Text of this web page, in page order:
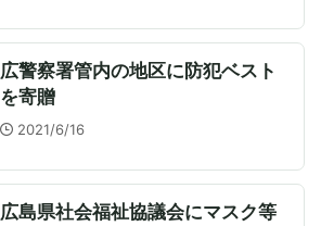
広警察署管内の地区に防犯ベスト
を寄贈
2021/6/16
広島県社会福祉協議会にマスク等